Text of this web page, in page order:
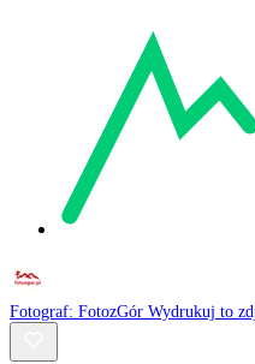
Fotograf: FotozGór Wydrukuj to